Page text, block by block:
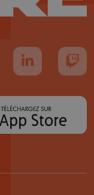
TikTok
nous sur YouTube
Suivez-nous